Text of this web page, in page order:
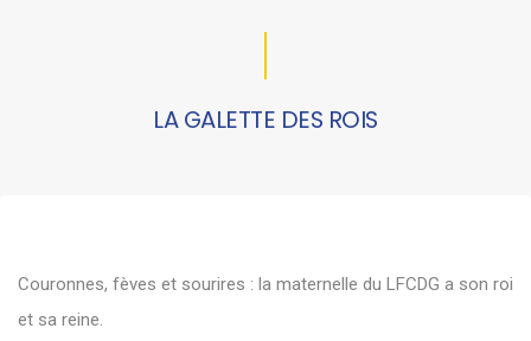
LA GALETTE DES ROIS
Couronnes, fèves et sourires : la maternelle du LFCDG a son roi
et sa reine.